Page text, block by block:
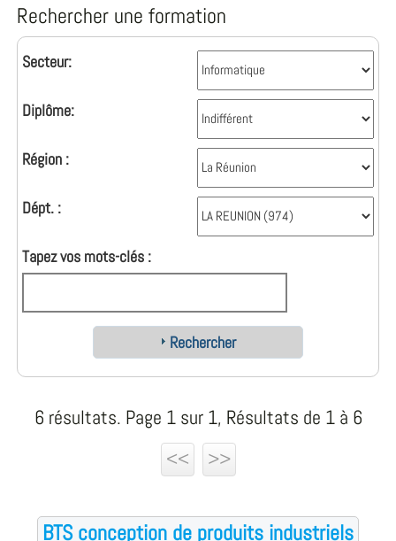
Rechercher une formation
Secteur:
Diplôme:
Région :
Dépt. :
Tapez vos mots-clés :
Rechercher
6 résultats. Page 1 sur 1, Résultats de 1 à 6
<<
>>
BTS conception de produits industriels